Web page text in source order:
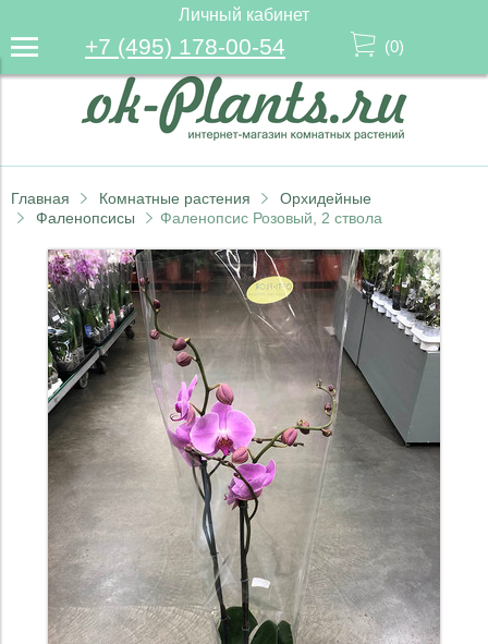
Личный кабинет
+7 (495) 178-00-54 (0)
Главная Комнатные растения
Орхидейные
Фаленопсисы
Фаленопсис Розовый, 2 ствола